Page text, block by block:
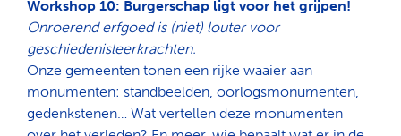
Workshop 10: Burgerschap ligt voor het grijpen!
Onroerend erfgoed is (niet) louter voor
geschiedenisleerkrachten.
Onze gemeenten tonen een rijke waaier aan
monumenten: standbeelden, oorlogsmonumenten,
gedenkstenen… Wat vertellen deze monumenten